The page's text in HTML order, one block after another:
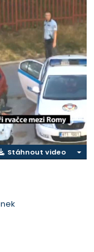
Stáhnout video